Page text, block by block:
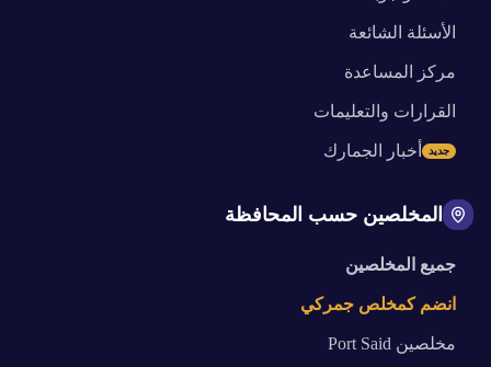
الأسئلة الشائعة
مركز المساعدة
القرارات والتعليمات
أخبار الجمارك جديد
المخلصين حسب المحافظة
جميع المخلصين
انضم كمخلص جمركي
مخلصين Port Said